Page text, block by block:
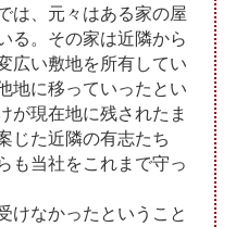
は、元々はある家の屋
る。その家は近隣から
広い敷地を所有してい
地に移っていったとい
が現在地に残されたま
じた近隣の有志たち
も当社をこれまで守っ
けなかったということ